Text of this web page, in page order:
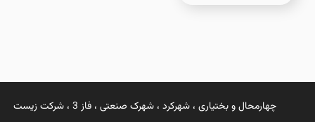
چهارمحال و بختیاری ، شهرکرد ، شهرک صنعتی ، فاز 3 ، شرکت زیست